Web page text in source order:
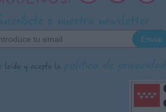
a nuestra newsletter
y acepto la política de privacidad